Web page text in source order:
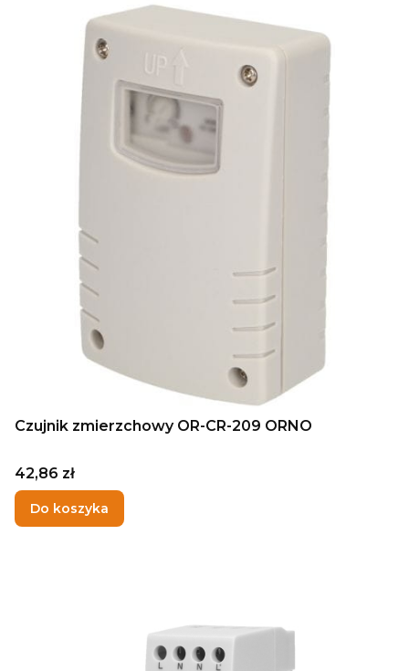
Czujnik zmierzchowy OR-CR-209 ORNO
Cena
42,86 zł
Do koszyka